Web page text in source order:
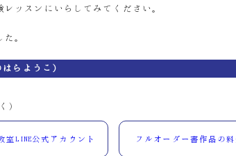
ッスンにいらしてみてください。
。
らようこ）
）
室LINE公式アカウント フルオーダー書作品の料